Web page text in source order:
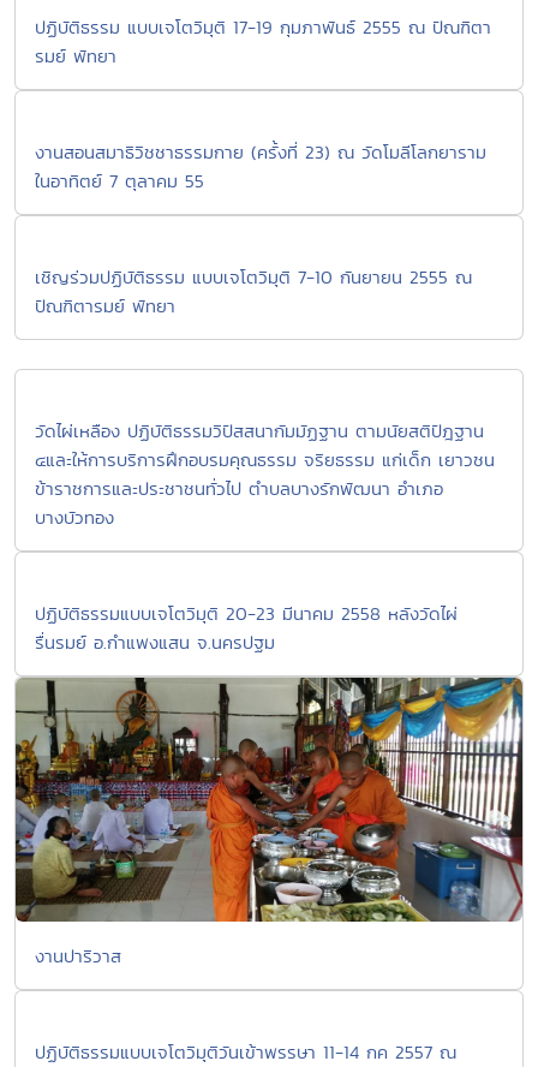
ปฏิบัติธรรม แบบเจโตวิมุติ 17-19 กุมภาพันธ์ 2555 ณ ปัณฑิตา
รมย์ พัทยา
งานสอนสมาธิวิชชาธรรมกาย (ครั้งที่ 23) ณ วัดโมลีโลกยาราม
ในอาทิตย์ 7 ตุลาคม 55
เชิญร่วมปฏิบัติธรรม แบบเจโตวิมุติ 7-10 กันยายน 2555 ณ
ปัณฑิตารมย์ พัทยา
วัดไผ่เหลือง ปฏิบัติธรรมวิปัสสนากัมมัฏฐาน ตามนัยสติปัฎฐาน
๔และให้การบริการฝึกอบรมคุณธรรม จริยธรรม แก่เด็ก เยาวชน
ข้าราชการและประชาชนทั่วไป ตำบลบางรักพัฒนา อำเภอ
บางบัวทอง
ปฏิบัติธรรมแบบเจโตวิมุติ 20-23 มีนาคม 2558 หลังวัดไผ่
รื่นรมย์ อ.กำแพงแสน จ.นครปฐม
งานปาริวาส
ปฏิบัติธรรมแบบเจโตวิมุติวันเข้าพรรษา 11-14 กค 2557 ณ